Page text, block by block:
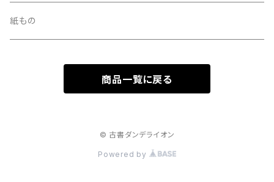
紙もの
商品一覧に戻る
© 古書ダンデライオン
Powered by